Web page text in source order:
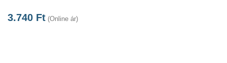
3.740 Ft (Online ár)